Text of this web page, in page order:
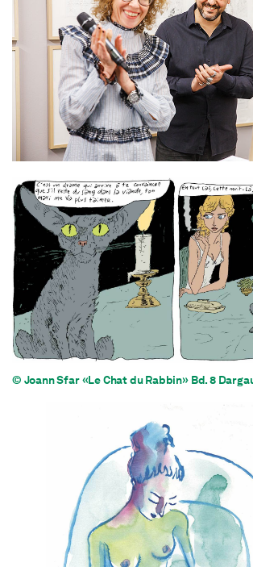
© Joann Sfar «Le Chat du Rabbin» Bd. 8